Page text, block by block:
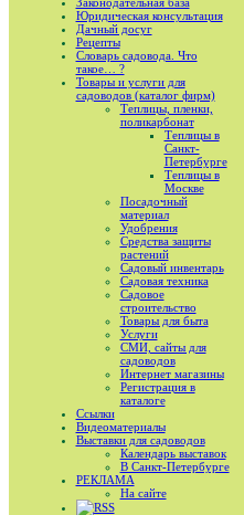
Юридическая консультация
Дачный досуг
Рецепты
Словарь садовода. Что
такое… ?
Товары и услуги для
садоводов (каталог фирм)
Теплицы, пленки,
поликарбонат
Теплицы в
Санкт-
Петербурге
Теплицы в
Москве
Посадочный
материал
Удобрения
Средства защиты
растений
Садовый инвентарь
Садовая техника
Садовое
строительство
Товары для быта
Услуги
СМИ, сайты для
садоводов
Интернет магазины
Регистрация в
каталоге
Ссылки
Видеоматериалы
Выставки для садоводов
Календарь выставок
В Санкт-Петербурге
РЕКЛАМА
На сайте
RSS